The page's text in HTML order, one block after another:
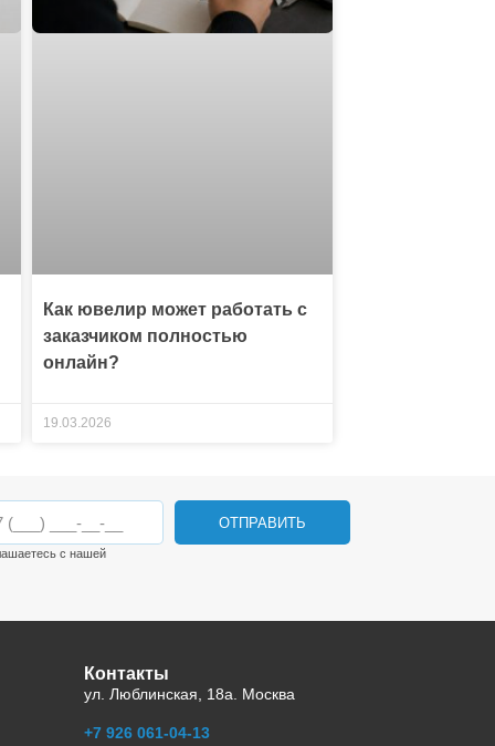
Как ювелир может работать с
заказчиком полностью
онлайн?
19.03.2026
ОТПРАВИТЬ
с нашей
Контакты
ул. Люблинская, 18а. Москва
+7 926 061-04-13